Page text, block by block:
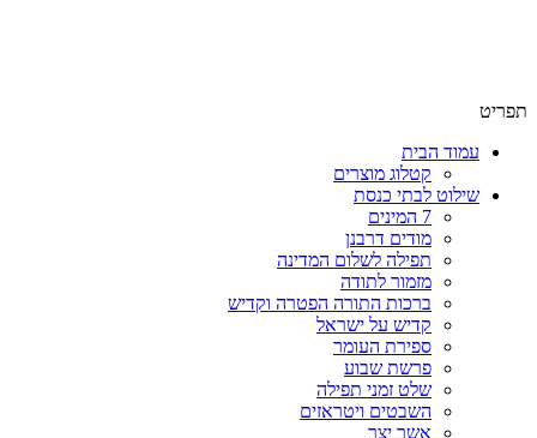
תפריט
עמוד הבית
קטלוג מוצרים
שילוט לבתי כנסת
7 המינים
מודים דרבנן
תפילה לשלום המדינה
מזמור לתודה
ברכות התורה הפטרה וקדיש
קדיש על ישראל
ספירת העומר
פרשת שבוע
שלט זמני תפילה
השבטים ויטראזים
אשר יצר